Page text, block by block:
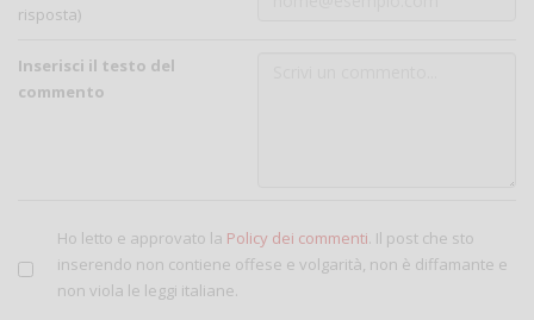
risposta)
Inserisci il testo del
commento
Ho letto e approvato la Policy dei commenti. Il post che sto
inserendo non contiene offese e volgarità, non è diffamante e
non viola le leggi italiane.